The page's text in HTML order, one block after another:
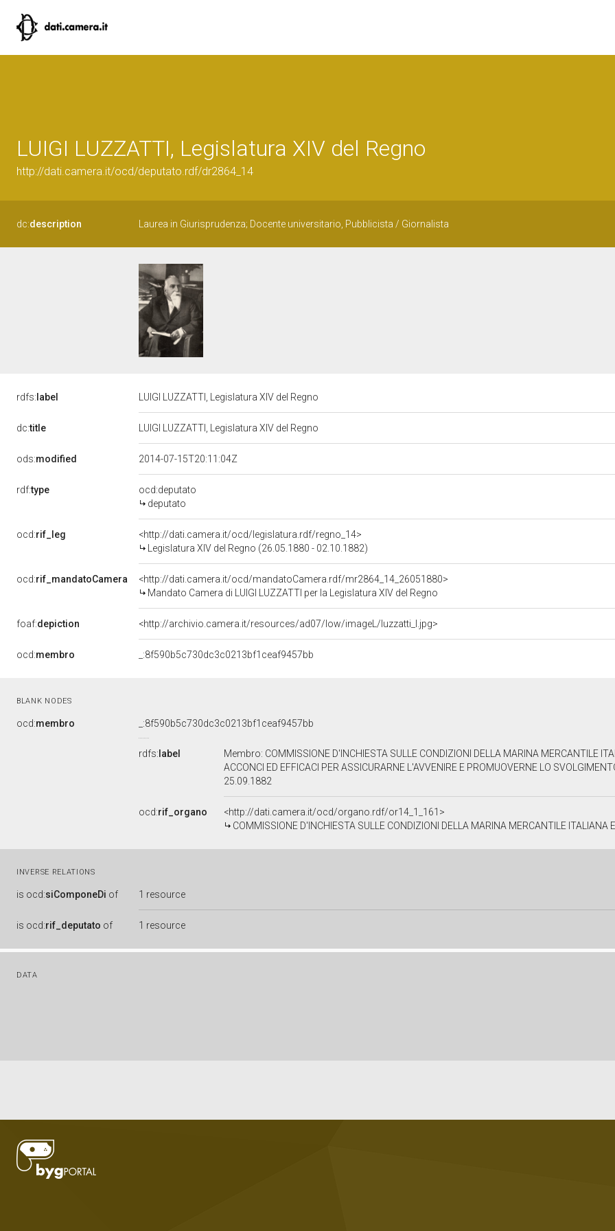
LUIGI LUZZATTI, Legislatura XIV del Regno
http://dati.camera.it/ocd/deputato.rdf/dr2864_14
dc:description Laurea in Giurisprudenza; Docente universitario, Pubblicista / Giornalista
rdfs: label LUIGI LUZZATTI, Legislatura XIV del Regno
dc:title LUIGI LUZZATTI, Legislatura XIV del Regno
ods:modified 2014-07-15T20:11:04Z
rdf:type
ocd:deputato
deputato
ocd:rif_leg
<http://dati.camera.it/ocd/legislatura.rdf/regno_14>
Legislatura XIV del Regno (26.05.1880 - 02.10.1882)
ocd:rif_mandatoCamera
<http://dati.camera.it/ocd/mandatoCamera.rdf/mr2864_14_26051880>
Mandato Camera di LUIGI LUZZATTI per la Legislatura XIV del Regno
foaf:depiction <http://archivio.camera.it/resources/ad07/low/imageL/luzzatti_l.jpg>
ocd:membro _:8f590b5c730dc3c0213bf1ceaf9457bb
BLANK NODES
ocd:membro _:8f590b5c730dc3c0213bf1ceaf9457bb
rdfs: label
Membro: COMMISSIONE D'INCHIESTA SULLE CONDIZIONI DELLA MARINA MERCANTILE
ACCONCI ED EFFICACI PER ASSICURARNE L'AVVENIRE E PROMUOVERNE LO
25.09.1882
ocd:rif_organo
<http://dati.camera.it/ocd/organo.rdf/or14_1_161>
COMMISSIONE D'INCHIESTA SULLE CONDIZIONI DELLA MARINA MERCANTILE ITALIANA E SUI MEZZI PIÙ ACCONCI ED
INVERSE RELATIONS
is ocd:siComponeDi of 1 resource
is ocd:rif_deputato of 1 resource
DATA